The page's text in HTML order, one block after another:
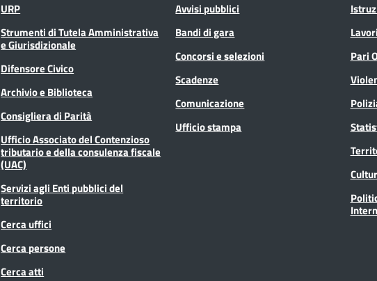
URP
Strumenti di Tutela Amministrativa
e Giurisdizionale
Difensore Civico
Archivio e Biblioteca
Consigliera di Parità
Ufficio Associato del Contenzioso
tributario e della consulenza fiscale
(UAC)
Servizi agli Enti pubblici del
territorio
Cerca uffici
Cerca persone
Cerca atti
Avvisi pubblici
Bandi di gara
Concorsi e selezioni
Scadenze
Comunicazione
Ufficio stampa
Pari